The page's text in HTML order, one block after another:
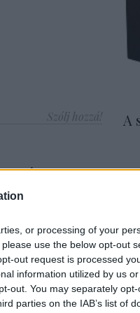
or processing of your
use the below opt-out
out request is processed
information utilized by us
out. You may separately
parties on the IAB’s list of
Szólj hozzá!
János
alapításának 700.
amelyet a
megírtam, a
és korlátlanul
A